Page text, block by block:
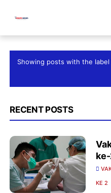
Showing posts with the
RECENT POSTS
KE 2